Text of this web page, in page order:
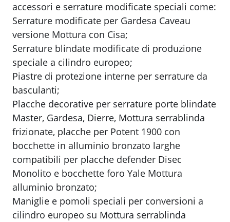
accessori e serrature modificate speciali come:
Serrature modificate per Gardesa Caveau
versione Mottura con Cisa;
Serrature blindate modificate di produzione
speciale a cilindro europeo;
Piastre di protezione interne per serrature da
basculanti;
Placche decorative per serrature porte blindate
Master, Gardesa, Dierre, Mottura serrablinda
frizionate, placche per Potent 1900 con
bocchette in alluminio bronzato larghe
compatibili per placche defender Disec
Monolito e bocchette foro Yale Mottura
alluminio bronzato;
Maniglie e pomoli speciali per conversioni a
cilindro europeo su Mottura serrablinda